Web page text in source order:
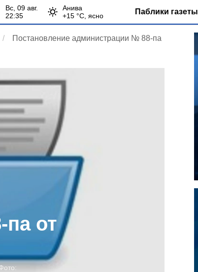
вс, 09 авг.
22:35
Анива
+15 °С, ясно Паблики газеты
Постановление администрации № 88-па
от